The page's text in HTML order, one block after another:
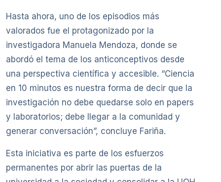
Hasta ahora, uno de los episodios más
valorados fue el protagonizado por la
investigadora Manuela Mendoza, donde se
abordó el tema de los anticonceptivos desde
una perspectiva científica y accesible. “Ciencia
en 10 minutos es nuestra forma de decir que la
investigación no debe quedarse solo en papers
y laboratorios; debe llegar a la comunidad y
generar conversación”, concluye Fariña.
Esta iniciativa es parte de los esfuerzos
permanentes por abrir las puertas de la